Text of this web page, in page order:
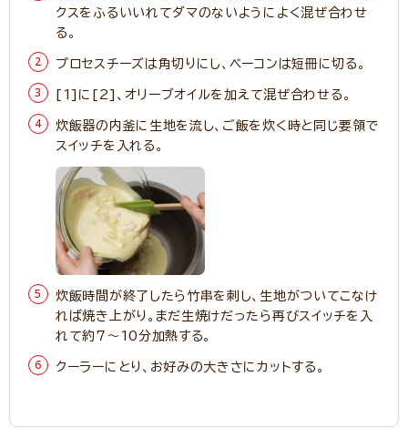
クスをふるいいれてダマのないようによく混ぜ合わせ
る。
プロセスチーズは角切りにし、ベーコンは短冊に切る。
[1]に[2]、オリーブオイルを加えて混ぜ合わせる。
炊飯器の内釜に生地を流し、ご飯を炊く時と同じ要領で
スイッチを入れる。
炊飯時間が終了したら竹串を刺し、生地がついてこなけ
れば焼き上がり。まだ生焼けだったら再びスイッチを入
れて約7～10分加熱する。
クーラーにとり、お好みの大きさにカットする。